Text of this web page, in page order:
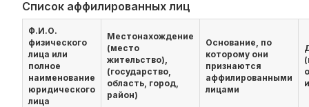
Список аффилированных лиц
Ф.И.О.
физического
лица или
полное
наименование
юридического
лица
Местонахождение
(место
жительство),
(государство,
область, город,
район)
Основание, по
которому они
признаются
аффилированными
лицами